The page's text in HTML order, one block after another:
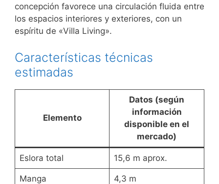
concepción favorece una circulación fluida entre
los espacios interiores y exteriores, con un
espíritu de «Villa Living».
Características técnicas
estimadas
Elemento
Datos (según
información
disponible en el
mercado)
Eslora total 15,6 m aprox.
Manga 4,3 m